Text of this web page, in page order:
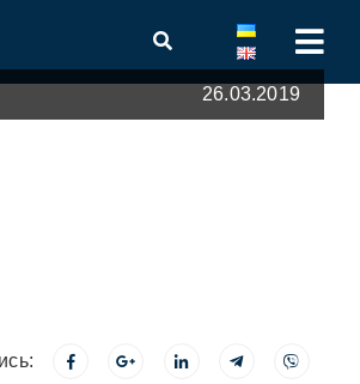
26.03.2019